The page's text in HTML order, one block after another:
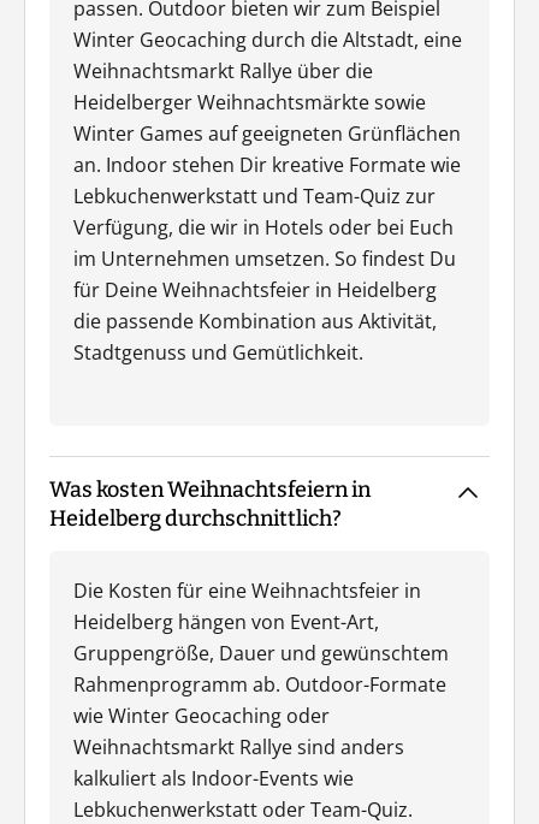
passen. Outdoor bieten wir zum Beispiel
Winter Geocaching durch die Altstadt, eine
Weihnachtsmarkt Rallye über die
Heidelberger Weihnachtsmärkte sowie
Winter Games auf geeigneten Grünflächen
an. Indoor stehen Dir kreative Formate wie
Lebkuchenwerkstatt und Team-Quiz zur
Verfügung, die wir in Hotels oder bei Euch
im Unternehmen umsetzen. So findest Du
für Deine Weihnachtsfeier in Heidelberg
die passende Kombination aus Aktivität,
Stadtgenuss und Gemütlichkeit.
Was kosten Weihnachtsfeiern in
Heidelberg durchschnittlich?
Die Kosten für eine Weihnachtsfeier in
Heidelberg hängen von Event-Art,
Gruppengröße, Dauer und gewünschtem
Rahmenprogramm ab. Outdoor-Formate
wie Winter Geocaching oder
Weihnachtsmarkt Rallye sind anders
kalkuliert als Indoor-Events wie
Lebkuchenwerkstatt oder Team-Quiz.